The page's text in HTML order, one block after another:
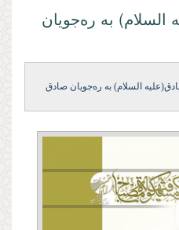
السلام) به ره‌جویان
السلام) به ره‌جویان صادق